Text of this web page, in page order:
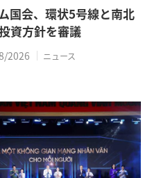
国会、環状5号線と南北
資方針を審議
2026 ニュース